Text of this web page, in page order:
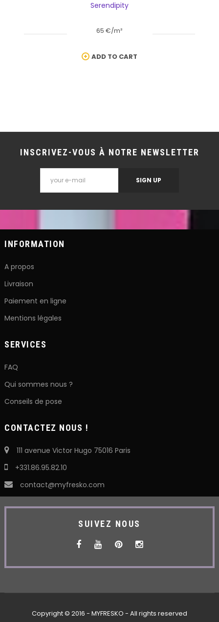
Serendipity
65 €/m²
ADD TO CART
INSCRIVEZ-VOUS À NOTRE NEWSLETTER
SIGN UP
INFORMATION
A propos
Livraison
Paiement en ligne
Mentions légales
SERVICES
FAQ
Qui sommes nous ?
Conseils de pose
CONTACTEZ NOUS !
111 avenue Victor Hugo 75016 Paris
+331.86.95.82.10
contact@myfresko.com
SUIVEZ NOUS
Copyright © 2016 - MYFRESKO - All rights reserved